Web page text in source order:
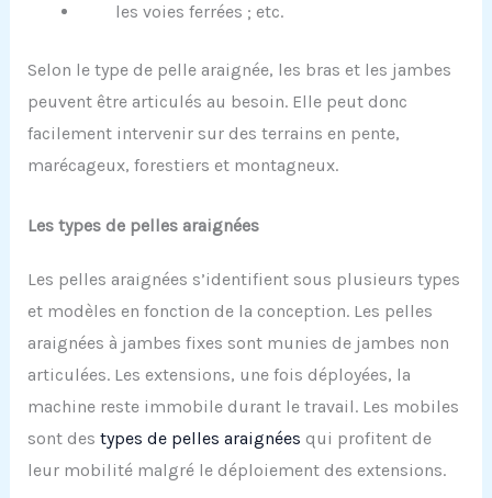
les voies ferrées ; etc.
Selon le type de pelle araignée, les bras et les jambes
peuvent être articulés au besoin. Elle peut donc
facilement intervenir sur des terrains en pente,
marécageux, forestiers et montagneux.
Les types de pelles araignées
Les pelles araignées s’identifient sous plusieurs types
et modèles en fonction de la conception. Les pelles
araignées à jambes fixes sont munies de jambes non
articulées. Les extensions, une fois déployées, la
machine reste immobile durant le travail. Les mobiles
sont des types de pelles araignées qui profitent de
leur mobilité malgré le déploiement des extensions.